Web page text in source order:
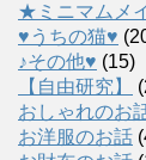
★ミニマムメ
♥うちの猫♥
♪その他♥ (15)
【自由研究】
おしゃれのお
お洋服のお話